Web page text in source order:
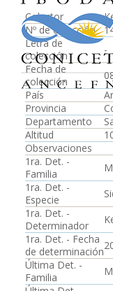
Colector
Nº de colección
Letra de
colección
-
Fecha de
colección
País
Provincia
Departamento
Altitud
Observaciones
1ra. Det. -
Familia
1ra. Det. -
Especie
1ra. Det. -
Determinador
1ra. Det. - Fecha
de determinación
Última Det. -
Familia